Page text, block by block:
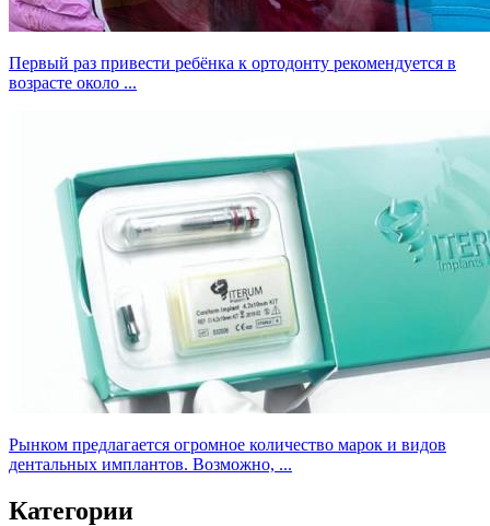
Первый раз привести ребёнка к ортодонту рекомендуется в
возрасте около ...
Рынком предлагается огромное количество марок и видов
дентальных имплантов. Возможно, ...
Категории